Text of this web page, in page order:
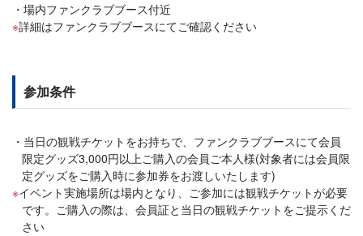
場内ファンクラブブース付近
詳細はファンクラブブースにてご確認ください
参加条件
当日の観戦チケットをお持ちで、ファンクラブブースにて会員
限定グッズ3,000円以上ご購入の会員ご本人様(対象者には会員限
定グッズをご購入時に参加券をお渡しいたします)
イベント実施場所は場内となり、ご参加には観戦チケットが必要
です。ご購入の際は、会員証と当日の観戦チケットをご提示くだ
さい